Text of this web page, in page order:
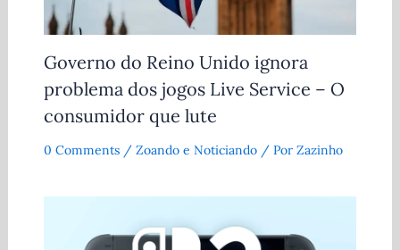
Governo do Reino Unido ignora
problema dos jogos Live Service – O
consumidor que lute
0 Comments / Zoando e Noticiando/ Por Zazinho